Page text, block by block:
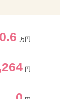
万円
円